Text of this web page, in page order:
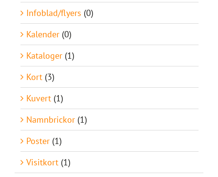
Infoblad/flyers (0)
Kalender (0)
Kataloger (1)
Kort (3)
Kuvert (1)
Namnbrickor (1)
Poster (1)
Visitkort (1)